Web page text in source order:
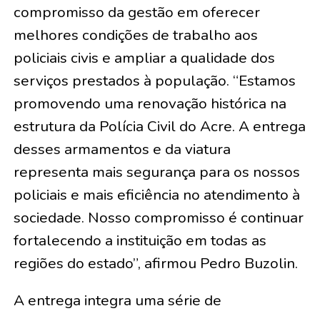
compromisso da gestão em oferecer
melhores condições de trabalho aos
policiais civis e ampliar a qualidade dos
serviços prestados à população. “Estamos
promovendo uma renovação histórica na
estrutura da Polícia Civil do Acre. A entrega
desses armamentos e da viatura
representa mais segurança para os nossos
policiais e mais eficiência no atendimento à
sociedade. Nosso compromisso é continuar
fortalecendo a instituição em todas as
regiões do estado”, afirmou Pedro Buzolin.
A entrega integra uma série de